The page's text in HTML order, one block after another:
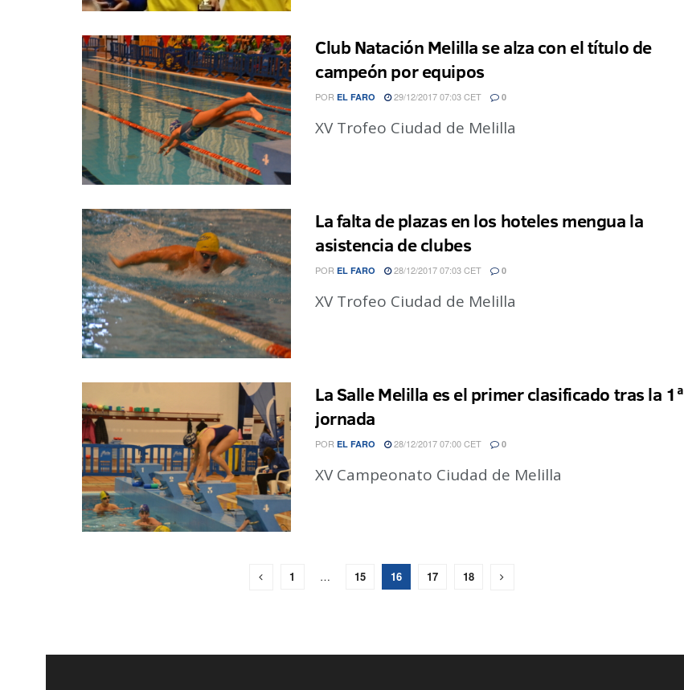
Club Natación Melilla se alza con el título de
campeón por equipos
POR EL FARO 29/12/2017 07:03 CET 0
XV Trofeo Ciudad de Melilla
La falta de plazas en los hoteles mengua la
asistencia de clubes
POR EL FARO 28/12/2017 07:03 CET 0
XV Trofeo Ciudad de Melilla
La Salle Melilla es el primer clasificado tras la 1ª
jornada
POR EL FARO 28/12/2017 07:00 CET 0
XV Campeonato Ciudad de Melilla
1 … 15 16 17 18